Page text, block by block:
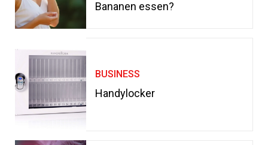
Bananen essen?
BUSINESS
Handylocker